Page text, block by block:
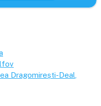
Dragomirești-Deal